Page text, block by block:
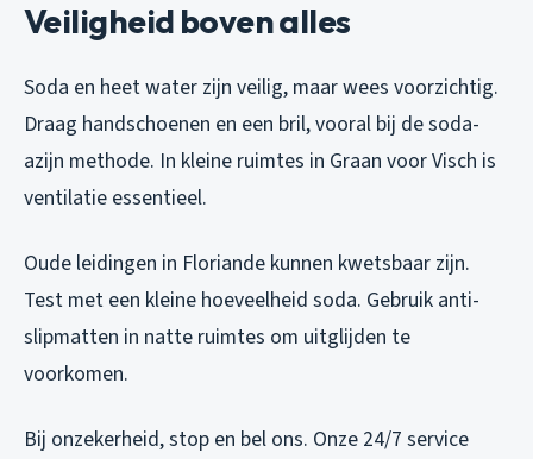
Veiligheid boven alles
Soda en heet water zijn veilig, maar wees voorzichtig.
Draag handschoenen en een bril, vooral bij de soda-
azijn methode. In kleine ruimtes in Graan voor Visch is
ventilatie essentieel.
Oude leidingen in Floriande kunnen kwetsbaar zijn.
Test met een kleine hoeveelheid soda. Gebruik anti-
slipmatten in natte ruimtes om uitglijden te
voorkomen.
Bij onzekerheid, stop en bel ons. Onze 24/7 service